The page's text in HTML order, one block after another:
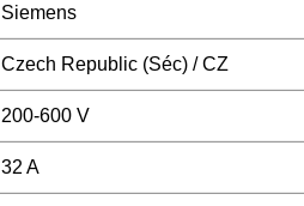
Siemens
Czech Republic (Séc) / CZ
200-600 V
32 A